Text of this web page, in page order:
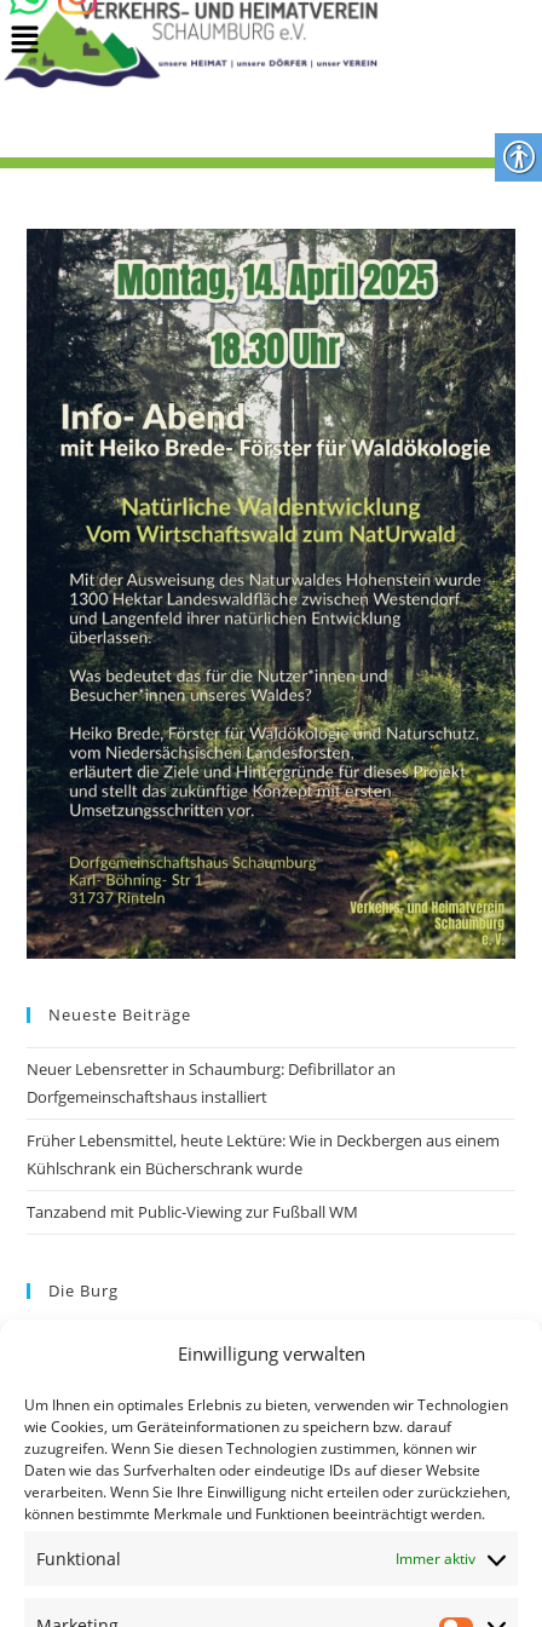
Einwilligung verwalten
Um Ihnen ein optimales Erlebnis zu bieten, verwenden wir Technologien
wie Cookies, um Geräteinformationen zu speichern bzw. darauf
zuzugreifen. Wenn Sie diesen Technologien zustimmen, können wir
Daten wie das Surfverhalten oder eindeutige IDs auf dieser Website
verarbeiten. Wenn Sie Ihre Einwilligung nicht erteilen oder zurückziehen,
können bestimmte Merkmale und Funktionen beeinträchtigt werden.
Funktional Immer aktiv
Neueste Beiträge
Neuer Lebensretter in Schaumburg: Defibrillator an
Dorfgemeinschaftshaus installiert
Früher Lebensmittel, heute Lektüre: Wie in Deckbergen aus einem
Kühlschrank ein Bücherschrank wurde
Tanzabend mit Public-Viewing zur Fußball WM
Die Burg
Datenschutzerklärung